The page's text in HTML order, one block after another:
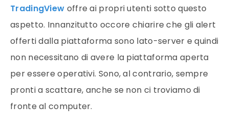
TradingView offre ai propri utenti sotto questo
aspetto. Innanzitutto occore chiarire che gli alert
offerti dalla piattaforma sono lato-server e quindi
non necessitano di avere la piattaforma aperta
per essere operativi. Sono, al contrario, sempre
pronti a scattare, anche se non ci troviamo di
fronte al computer.